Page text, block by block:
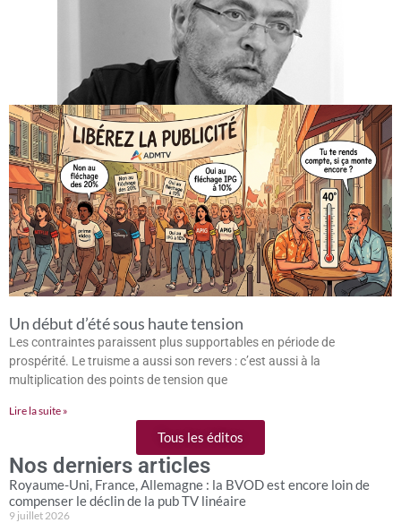
Un début d’été sous haute tension
Les contraintes paraissent plus supportables en période de
prospérité. Le truisme a aussi son revers : c’est aussi à la
multiplication des points de tension que
Lire la suite »
Tous les éditos
Nos derniers articles
Royaume-Uni, France, Allemagne : la BVOD est encore loin de
compenser le déclin de la pub TV linéaire
9 juillet 2026